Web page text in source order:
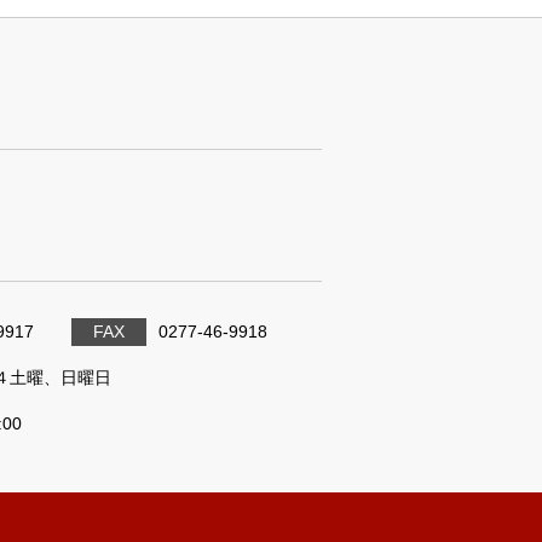
FAX 0277-46-9918
土曜、日曜日